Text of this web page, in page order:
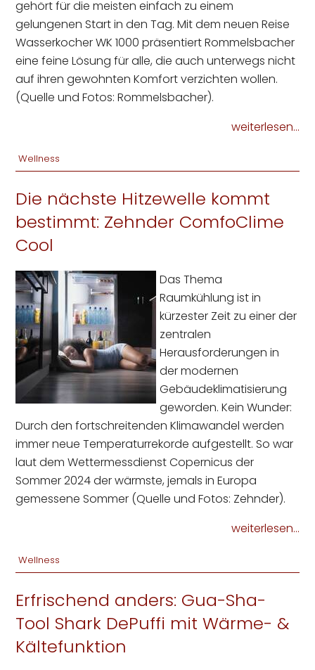
gehört für die meisten einfach zu einem
gelungenen Start in den Tag. Mit dem neuen Reise
Wasserkocher WK 1000 präsentiert Rommelsbacher
eine feine Lösung für alle, die auch unterwegs nicht
auf ihren gewohnten Komfort verzichten wollen.
(Quelle und Fotos: Rommelsbacher).
weiterlesen...
Wellness
Die nächste Hitzewelle kommt
bestimmt: Zehnder ComfoClime
Cool
Das Thema
Raumkühlung ist in
kürzester Zeit zu einer der
zentralen
Herausforderungen in
der modernen
Gebäudeklimatisierung
geworden. Kein Wunder:
Durch den fortschreitenden Klimawandel werden
immer neue Temperaturrekorde aufgestellt. So war
laut dem Wettermessdienst Copernicus der
Sommer 2024 der wärmste, jemals in Europa
gemessene Sommer (Quelle und Fotos: Zehnder).
weiterlesen...
Wellness
Erfrischend anders: Gua-Sha-
Tool Shark DePuffi mit Wärme- &
Kältefunktion